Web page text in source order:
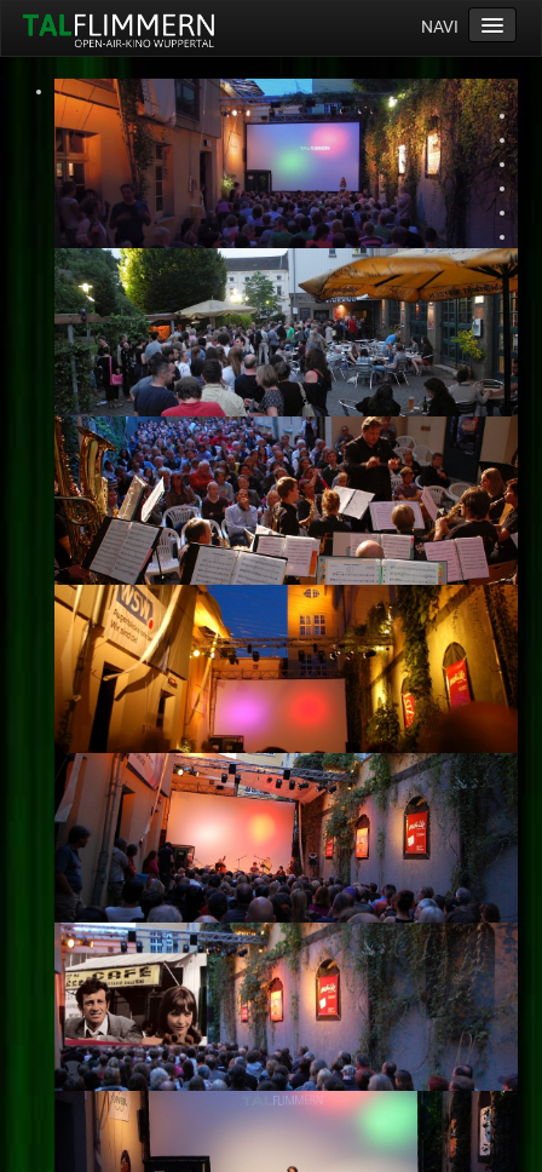
NAVI
Home
Programm
Service
Ticketinfos
Ort
Anreise
Wetter
Kinogutschein
Konzept
Archiv
Kontakt
Impressum
Datenschutz